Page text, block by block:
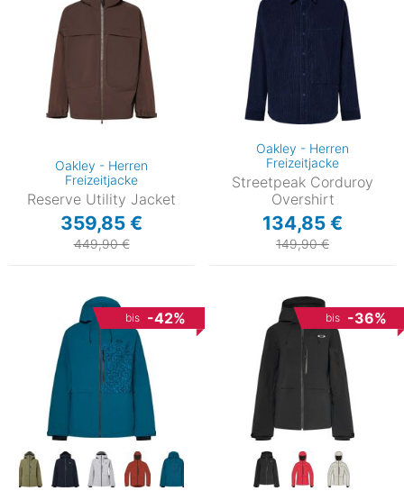
Oakley - Herren
Freizeitjacke
Reserve Utility Jacket
359,85 €
449,90 €
Oakley - Herren
Freizeitjacke
Streetpeak Corduroy
Overshirt
134,85 €
149,90 €
bis -42% bis -36%